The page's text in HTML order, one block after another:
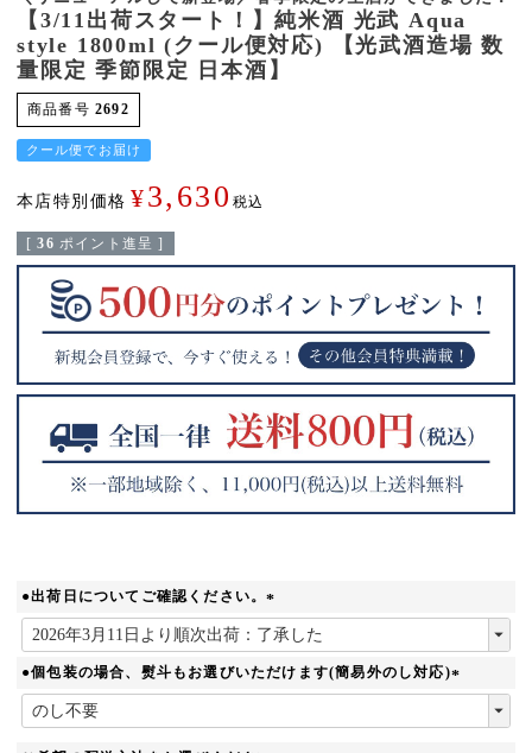
【3/11出荷スタート！】純米酒 光武 Aqua
style 1800ml (クール便対応) 【光武酒造場 数
量限定 季節限定 日本酒】
商品番号 2692
クール便でお届け
本店特別価格 ¥3,630 税込
[ 36 ポイント進呈 ]
●出荷日についてご確認ください。
(
必
須
)
●個包装の場合、熨斗もお選びいただけます(簡易外のし対応)
(